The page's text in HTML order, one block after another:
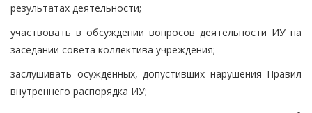
результатах деятельности;
участвовать в обсуждении вопросов деятельности ИУ на
заседании совета коллектива учреждения;
заслушивать осужденных, допустивших нарушения Правил
внутреннего распорядка ИУ;